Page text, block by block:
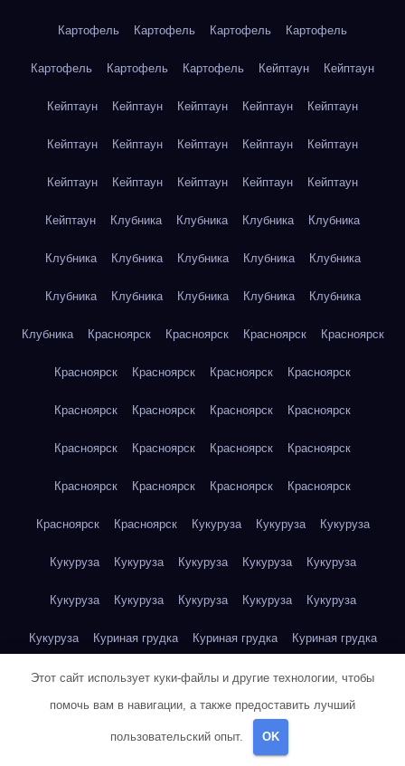
Картофель Картофель Картофель Картофель
Картофель Картофель Картофель Кейптаун Кейптаун
Кейптаун Кейптаун Кейптаун Кейптаун Кейптаун
Кейптаун Кейптаун Кейптаун Кейптаун Кейптаун
Кейптаун Кейптаун Кейптаун Кейптаун Кейптаун
Кейптаун Клубника Клубника Клубника Клубника
Клубника Клубника Клубника Клубника Клубника
Клубника Клубника Клубника Клубника Клубника
Клубника Красноярск Красноярск Красноярск Красноярск
Красноярск Красноярск Красноярск Красноярск
Красноярск Красноярск Красноярск Красноярск
Красноярск Красноярск Красноярск Красноярск
Красноярск Красноярск Красноярск Красноярск
Красноярск Красноярск Кукуруза Кукуруза Кукуруза
Кукуруза Кукуруза Кукуруза Кукуруза Кукуруза
Кукуруза Кукуруза Кукуруза Кукуруза Кукуруза
Кукуруза Куриная грудка Куриная грудка Куриная грудка
Куриная грудка Куриная грудка Куриная грудка
Куриная грудка Куриная грудка
Куриная грудка
Этот сайт использует куки-файлы и другие технологии, чтобы
помочь вам в навигации, а также предоставить лучший
пользовательский опыт. OK